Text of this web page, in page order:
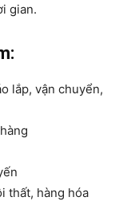
gian.
lắp, vận chuyển,
thất, hàng hóa